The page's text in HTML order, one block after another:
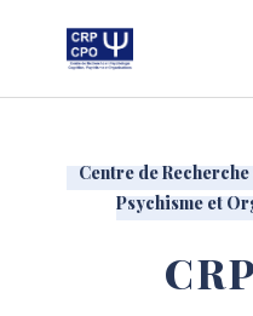
Aller à l’entête de page
Aller au menu principale
Aller au contenu principal
Aller à la recherche
Passer aux cookies
Aller au pied de page
Centre de
Psychisme et